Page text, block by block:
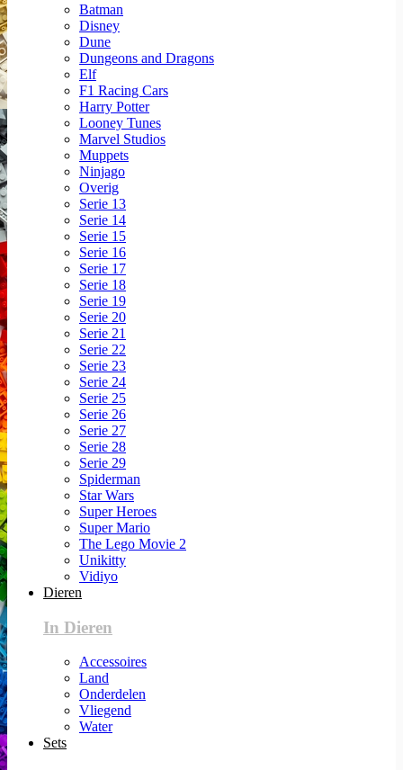
Batman
Disney
Dune
Dungeons and Dragons
Elf
F1 Racing Cars
Harry Potter
Looney Tunes
Marvel Studios
Muppets
Ninjago
Overig
Serie 13
Serie 14
Serie 15
Serie 16
Serie 17
Serie 18
Serie 19
Serie 20
Serie 21
Serie 22
Serie 23
Serie 24
Serie 25
Serie 26
Serie 27
Serie 28
Serie 29
Spiderman
Star Wars
Super Heroes
Super Mario
The Lego Movie 2
Unikitty
Vidiyo
Dieren
In Dieren
Accessoires
Land
Onderdelen
Vliegend
Water
Sets